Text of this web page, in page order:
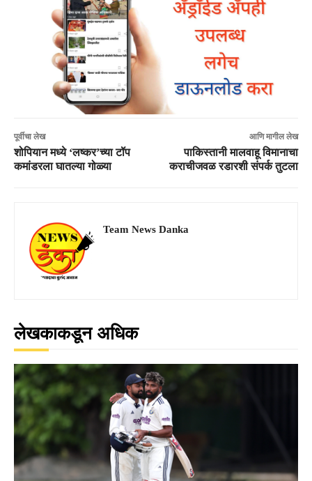
पूर्वीचा लेख
शोपियान मध्ये ‘लष्कर’च्या टॉप
कमांडरला घातल्या गोळ्या
आणि मागील लेख
पाकिस्तानी मालवाहू विमानाचा
कराचीजवळ रडारशी संपर्क तुटला
Team News Danka
लेखकाकडून अधिक